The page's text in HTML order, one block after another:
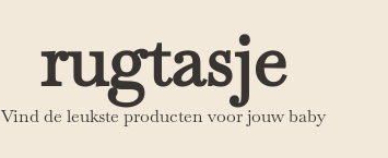
rugtasje
Vind de leukste producten voor jouw baby